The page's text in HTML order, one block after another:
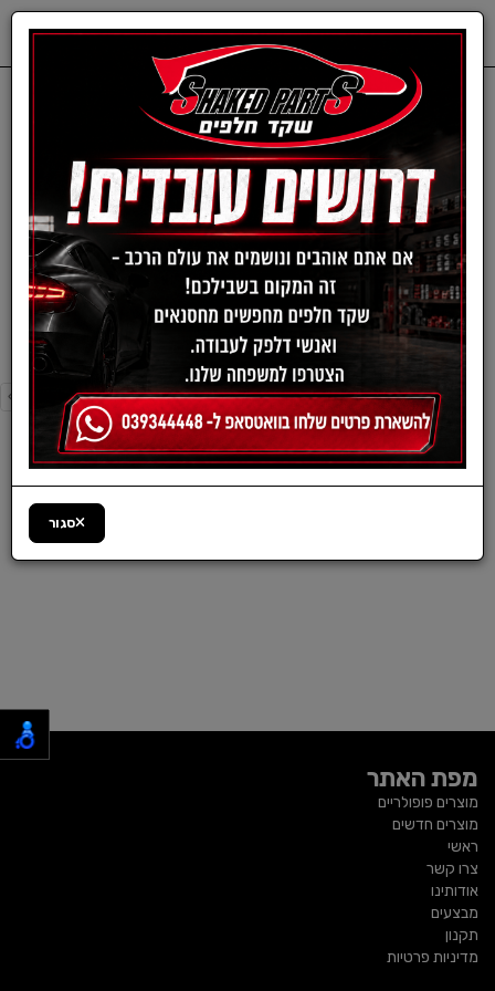
חלפים מכנים
CITROEN & PEUGEOT
פילטר מזגן - סיטרואן & פיג'ו
פילטר מזגן - סיטרואן &
פיג'ו
‹
«
»
›
סינון ומיון ›
‹
›
מפת האתר
מוצרים פופולריים
מוצרים חדשים
ראשי
צרו קשר
אודותינו
מבצעים
תקנון
מדיניות פרטיות
סגור